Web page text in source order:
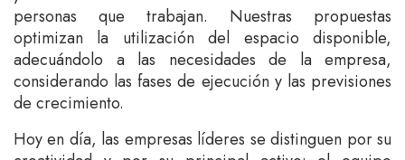
personas que trabajan. Nuestras propuestas
optimizan la utilización del espacio disponible,
adecuándolo a las necesidades de la empresa,
considerando las fases de ejecución y las previsiones
de crecimiento.
Hoy en día, las empresas líderes se distinguen por su